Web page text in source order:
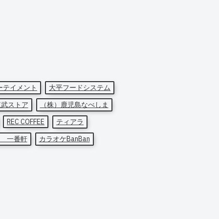
イメント
大平フードシステム
ストア
（株）鹿児島なべしま
REC COFFEE
ティアラ
一番軒
カラオケBanBan